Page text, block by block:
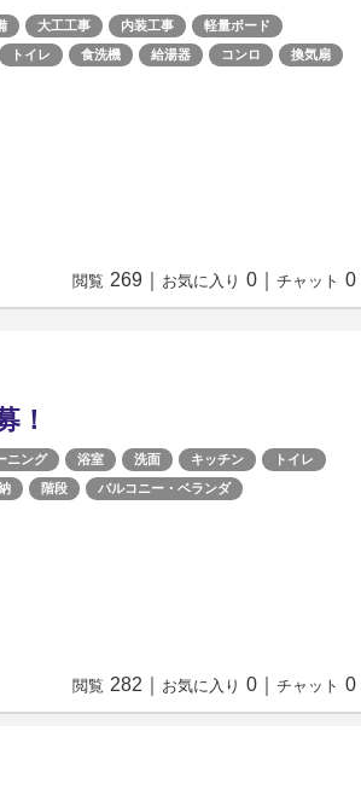
大工工事 内装工事
軽量ボード
トイレ 食洗機 給湯器 コンロ
換気扇
閲覧 269 お気に入り 0 チャット 0
！
ニング 浴室 洗面 キッチン
トイレ
階段 バルコニー・ベランダ
閲覧 282 お気に入り 0 チャット 0